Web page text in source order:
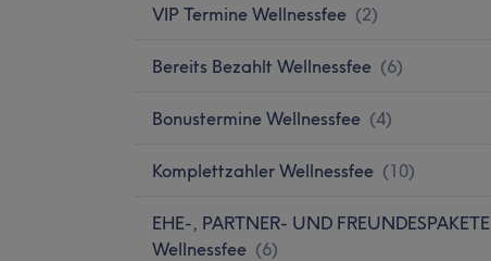
VIP Termine Wellnessfee (2)
Bereits Bezahlt Wellnessfee (6)
Bonustermine Wellnessfee (4)
Komplettzahler Wellnessfee (10)
EHE-, PARTNER- UND FREUNDESPAKETE
Wellnessfee (6)